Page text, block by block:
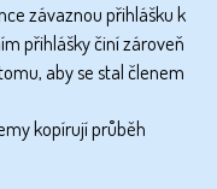
závaznou přihlášku k
přihlášky činí zároveň
aby se stal členem
kopírují průběh